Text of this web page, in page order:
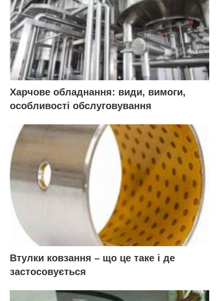
Харчове обладнання: види, вимоги,
особливості обслуговування
Втулки ковзання – що це таке і де
застосовується